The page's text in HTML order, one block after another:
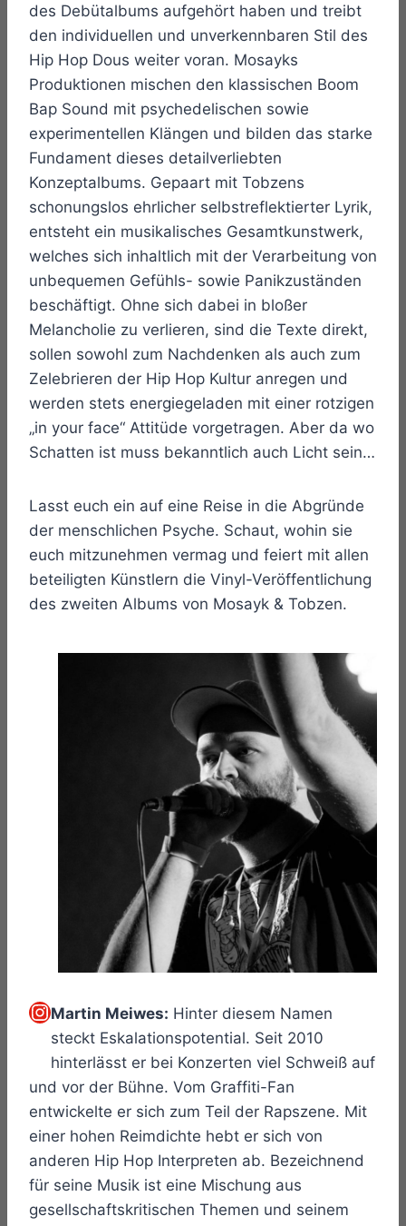
des Debütalbums aufgehört haben und treibt
den individuellen und unverkennbaren Stil des
Hip Hop Dous weiter voran. Mosayks
Produktionen mischen den klassischen Boom
Bap Sound mit psychedelischen sowie
experimentellen Klängen und bilden das starke
Fundament dieses detailverliebten
Konzeptalbums. Gepaart mit Tobzens
schonungslos ehrlicher selbstreflektierter Lyrik,
entsteht ein musikalisches Gesamtkunstwerk,
welches sich inhaltlich mit der Verarbeitung von
unbequemen Gefühls- sowie Panikzuständen
beschäftigt. Ohne sich dabei in bloßer
Melancholie zu verlieren, sind die Texte direkt,
sollen sowohl zum Nachdenken als auch zum
Zelebrieren der Hip Hop Kultur anregen und
werden stets energiegeladen mit einer rotzigen
„in your face“ Attitüde vorgetragen. Aber da wo
Schatten ist muss bekanntlich auch Licht sein…
Lasst euch ein auf eine Reise in die Abgründe
der menschlichen Psyche. Schaut, wohin sie
euch mitzunehmen vermag und feiert mit allen
beteiligten Künstlern die Vinyl-Veröffentlichung
des zweiten Albums von Mosayk & Tobzen.
Instagram Martin Meiwes: Hinter diesem Namen
steckt Eskalationspotential. Seit 2010
hinterlässt er bei Konzerten viel Schweiß auf
und vor der Bühne. Vom Graffiti-Fan
entwickelte er sich zum Teil der Rapszene. Mit
einer hohen Reimdichte hebt er sich von
anderen Hip Hop Interpreten ab. Bezeichnend
für seine Musik ist eine Mischung aus
gesellschaftskritischen Themen und seinem